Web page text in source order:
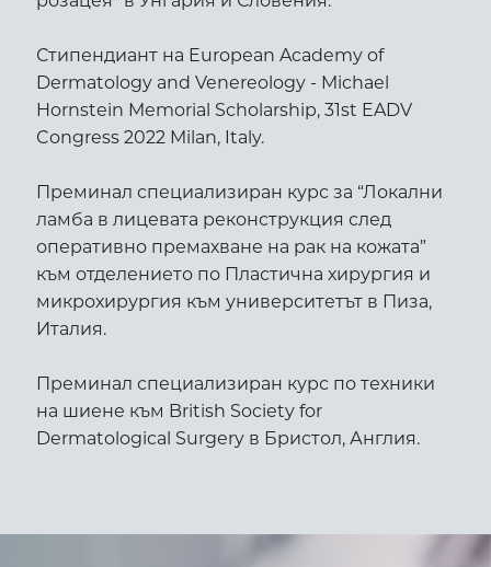
Стипендиант на European Academy of
Dermatology and Venereology - Michael
Hornstein Memorial Scholarship, 31st EADV
Congress 2022 Milan, Italy.
Преминал специализиран курс за “Локални
ламба в лицевата реконструкция след
оперативно премахване на рак на кожата”
към отделението по Пластична хирургия и
микрохирургия към университетът в Пиза,
Италия.
Преминал специализиран курс по техники
на шиене към British Society for
Dermatological Surgery в Бристол, Англия.